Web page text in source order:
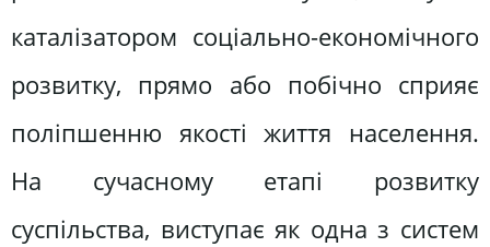
каталізатором соціально-економічного
розвитку, прямо або побічно сприяє
поліпшенню якості життя населення.
На сучасному етапі розвитку
суспільства, виступає як одна з систем